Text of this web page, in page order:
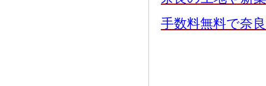
手数料無料で奈